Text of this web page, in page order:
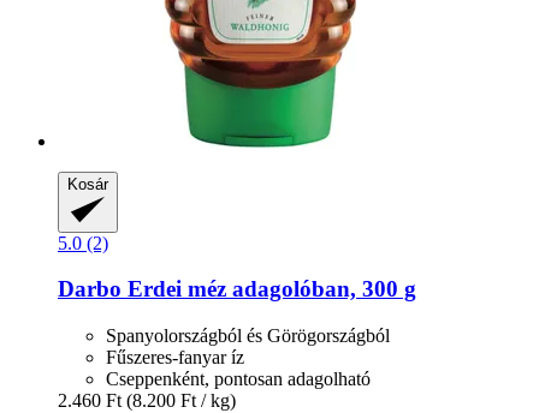
Kosár
5.0 (2)
Darbo Erdei méz adagolóban, 300 g
Spanyolországból és Görögországból
Fűszeres-fanyar íz
Cseppenként, pontosan adagolható
2.460 Ft (8.200 Ft / kg)